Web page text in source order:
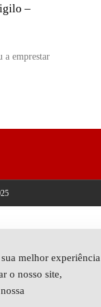
–
a emprestar
melhor experiência
o nosso site,